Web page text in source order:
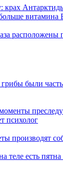
крах
витамина
расположены
были
психолог
производят
теле есть